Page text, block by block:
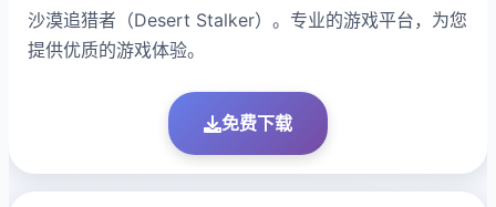
沙漠追猎者（Desert Stalker）。专业的游戏平台，为您
提供优质的游戏体验。
免费下载